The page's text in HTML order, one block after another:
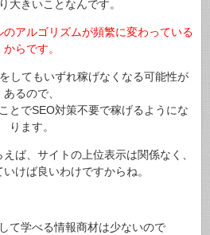
大きいことなんです。
のアルゴリズムが頻繁に変わっている
からです。
してもいずれ稼げなくなる可能性が
あるので、
とでSEO対策不要で稼げるようにな
ります。
ば、サイトの上位表示は関係なく、
けば良いわけですからね。
て学べる情報商材は少ないので